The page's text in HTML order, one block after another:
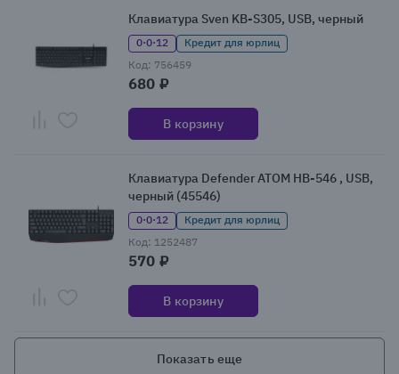
Клавиатура Sven KB-S305, USB, черный
0·0·12
Кредит для юрлиц
Код: 756459
680 ₽
В корзину
Клавиатура Defender ATOM HB-546 , USB,
черный (45546)
0·0·12
Кредит для юрлиц
Код: 1252487
570 ₽
В корзину
Показать еще